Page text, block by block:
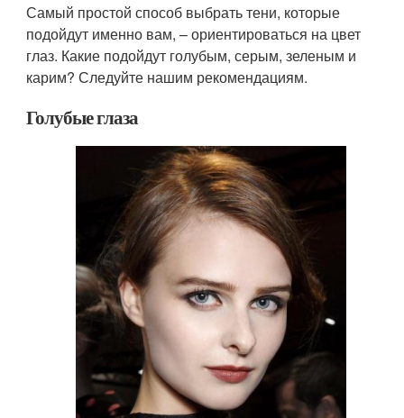
Самый простой способ выбрать тени, которые
подойдут именно вам, – ориентироваться на цвет
глаз. Какие подойдут голубым, серым, зеленым и
карим? Следуйте нашим рекомендациям.
Голубые глаза